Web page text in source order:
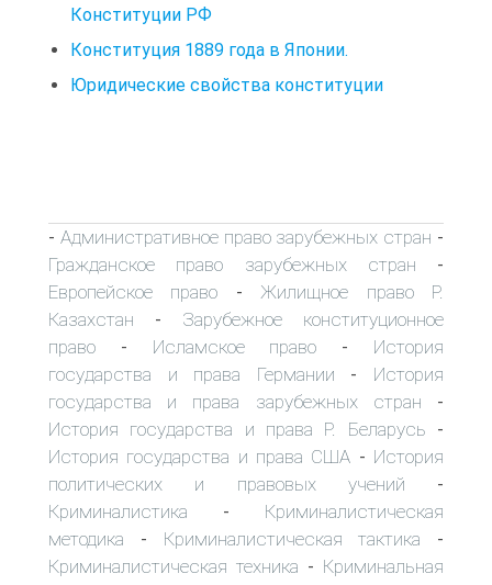
Конституции РФ
Конституция 1889 года в Японии.
Юридические свойства конституции
- Административное право зарубежных стран -
Гражданское право зарубежных стран -
Европейское право - Жилищное право Р.
Казахстан - Зарубежное конституционное
право - Исламское право - История
государства и права Германии - История
государства и права зарубежных стран -
История государства и права Р. Беларусь -
История государства и права США - История
политических и правовых учений -
Криминалистика - Криминалистическая
методика - Криминалистическая тактика -
Криминалистическая техника - Криминальная